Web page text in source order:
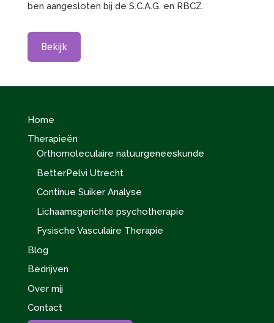
ben aangesloten bij de S.C.A.G. en RBCZ.
Bekijk
Home
Therapieën
Orthomoleculaire natuurgeneeskunde
BetterPelvi Utrecht
Continue Suiker Analyse
Lichaamsgerichte psychotherapie
Fysische Vasculaire Therapie
Blog
Bedrijven
Over mij
Contact